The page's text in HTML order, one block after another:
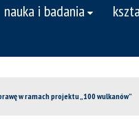
nauka i badania
w ramach projektu „100 wulkanów”